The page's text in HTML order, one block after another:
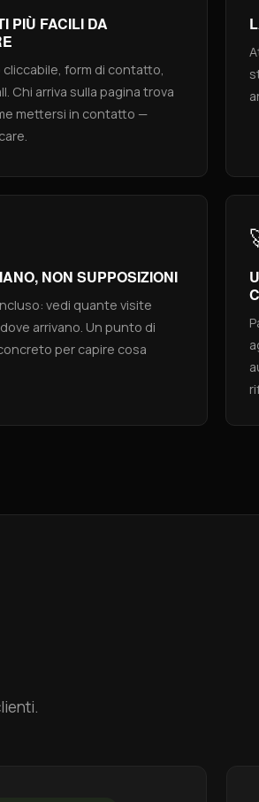
PIÙ FACILI DA
form di contatto,
Chi arriva sulla pagina trova
mettersi in contatto —
NON SUPPOSIZIONI
vedi quante visite
arrivano. Un punto di
per capire cosa